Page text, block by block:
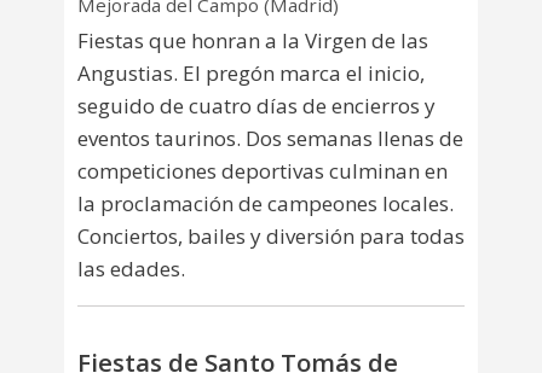
Fiestas que honran a la Virgen de las
Angustias. El pregón marca el inicio,
seguido de cuatro días de encierros y
eventos taurinos. Dos semanas llenas de
competiciones deportivas culminan en
la proclamación de campeones locales.
Conciertos, bailes y diversión para todas
las edades.
Fiestas de Santo Tomás de